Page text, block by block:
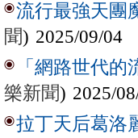
流行最強天團
聞) 2025/09/04
「網路世代
樂新聞) 2025/
拉丁天后葛洛